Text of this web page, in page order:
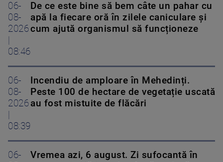
06-
08-
2026
08:46
De ce este bine să bem câte un pahar cu
apă la fiecare oră în zilele caniculare și
cum ajută organismul să funcționeze
06-
08-
2026
08:39
Incendiu de amploare în Mehedinți.
Peste 100 de hectare de vegetație uscată
au fost mistuite de flăcări
06-
Vremea azi, 6 august. Zi sufocantă în